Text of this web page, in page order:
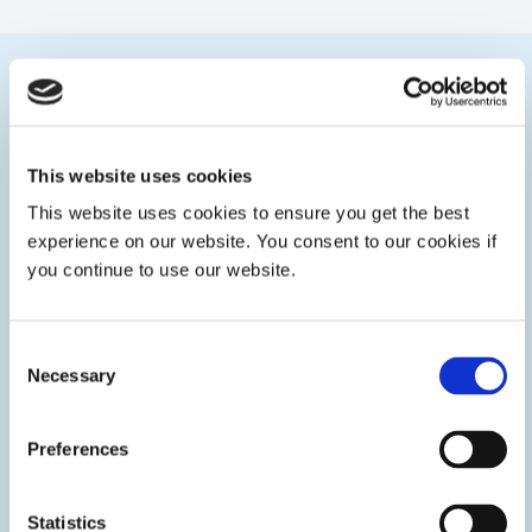
This website uses cookies
This website uses cookies to ensure you get the best
experience on our website. You consent to our cookies if
you continue to use our website.
Selection
Necessary
Preferences
Statistics
Assemblage de piles à combustible